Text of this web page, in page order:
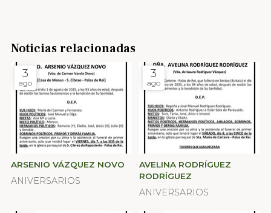
Noticias relacionadas
3
ago
ARSENIO VÁZQUEZ NOVO
ANIVERSARIOS
3
ago
AVELINA RODRÍGUEZ
RODRÍGUEZ
ANIVERSARIOS